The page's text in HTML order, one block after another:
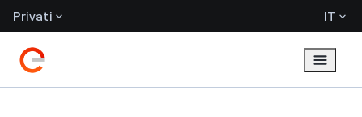
Privati IT